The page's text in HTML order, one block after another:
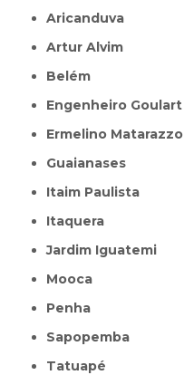
Aricanduva
Artur Alvim
Belém
Engenheiro Goulart
Ermelino Matarazzo
Guaianases
Itaim Paulista
Itaquera
Jardim Iguatemi
Mooca
Penha
Sapopemba
Tatuapé